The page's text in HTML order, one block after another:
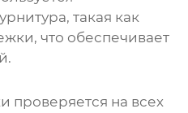
такая как
что обеспечивает
проверяется на всех